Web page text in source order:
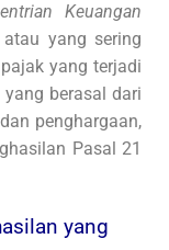
Keuangan
yang sering
yang terjadi
berasal dari
penghargaan,
Pasal 21
yang